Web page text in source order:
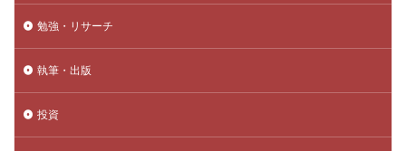
勉強・リサーチ
執筆・出版
投資